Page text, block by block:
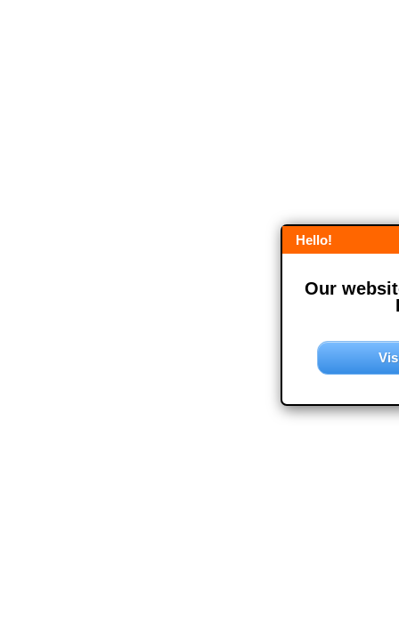
Hello!
Our